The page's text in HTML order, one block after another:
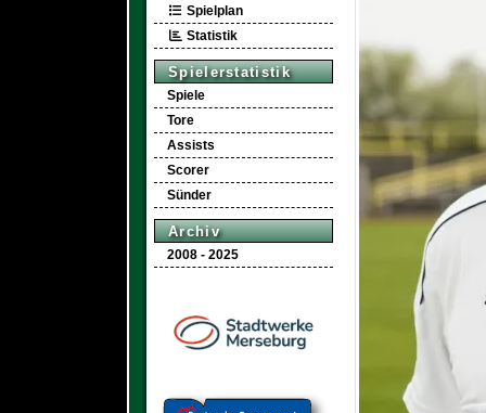
Spielplan
Statistik
Spielerstatistik
Spiele
Tore
Assists
Scorer
Sünder
Archiv
2008 - 2025